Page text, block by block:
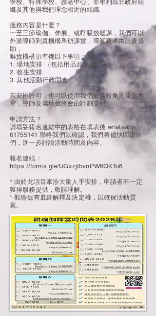
學校、特殊學校、護老中心、非牟利或非政府組
織及其他與我們理念相近的組織
服務內容是什麼？
一至三節瑜伽、伸展、或呼吸放鬆課，我們可以
外派導師到貴機構舉辦課堂，導師費將由計畫資
助，
唯貴機構須準備以下事項：
1. 場地安排 （包括用品如瑜伽墊）
2. 收生安排
3. 其他活動行政開支
若安排許可，也可以使用我們於荔枝角的瑜伽教
室，導師及場地費將會由計劃支付。
申請方法？
請填妥報名連結中的表格在填表後 whatsapp
61755141 聯絡我們以確認，我們將儘快回覆你
們，進一步討論活動時間及內容。
報名連結：
https://forms.gle/UGxzjtbvnPW6QKTo6
* 由於此項目牽涉大量人手安排，申請者不一定
獲得服務提供，敬請理解。
* 觀瑜伽有最終解釋及決定權，以確保活動質
素。